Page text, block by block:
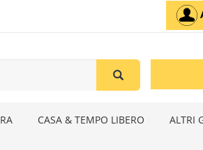
CASA & TEMPO LIBERO ALTRI